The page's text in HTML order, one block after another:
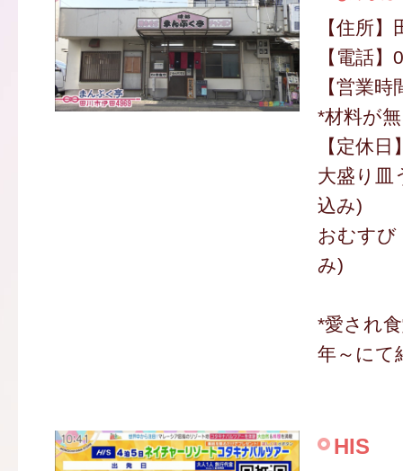
【住所
【電話
【営業
*材料が
【定休
大盛り皿
込み)
おむすび
み)
*愛され
年～にて
HIS